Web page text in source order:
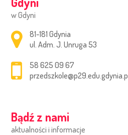
w Gdyni
Adres pocztowy:
81-181 Gdynia
ul. Adm. J. Unruga 53
58 625 09 67
przedszkole@p29.edu.gdynia.pl
Bądź z nami
aktualności i informacje